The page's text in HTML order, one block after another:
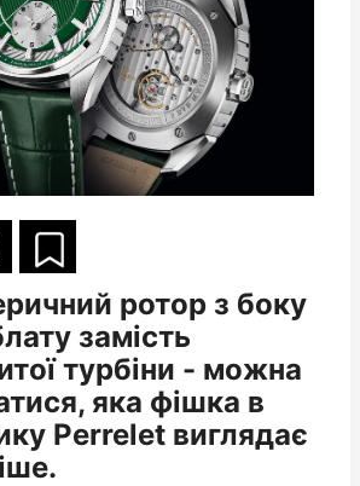
ротор з боку
замість
турбіни - можна
яка фішка в
Perrelet виглядає